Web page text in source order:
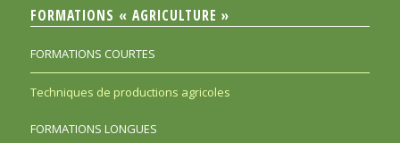
FORMATIONS « AGRICULTURE »
FORMATIONS COURTES
Techniques de productions agricoles
FORMATIONS LONGUES